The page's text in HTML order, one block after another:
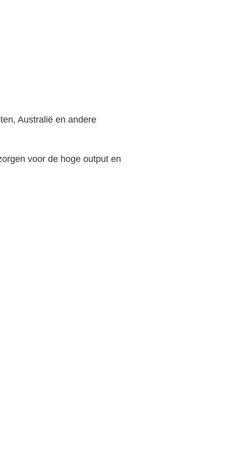
Australië en andere
voor de hoge output en